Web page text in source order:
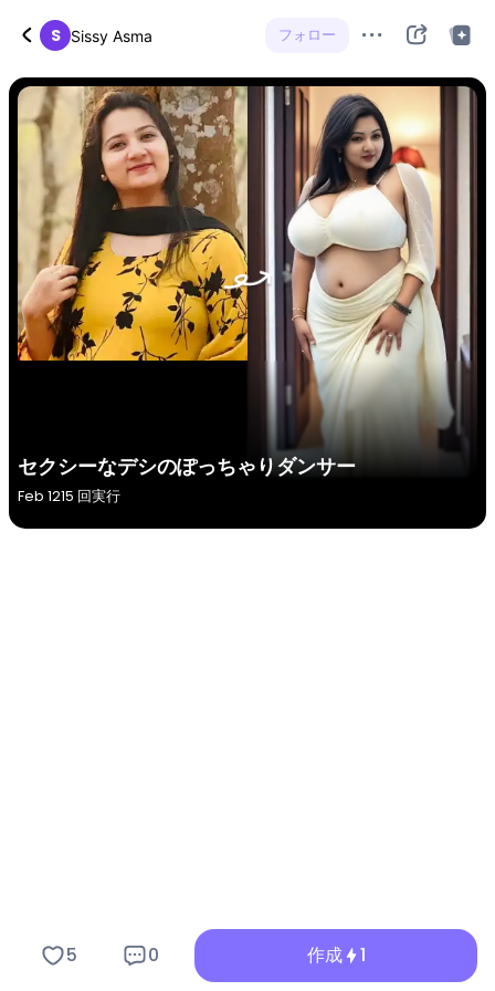
S Sissy Asma フォロー
セクシーなデシのぽっちゃりダンサー
Feb 1215 回実行
5 0 作成 1